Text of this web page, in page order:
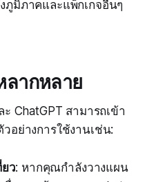
ภูมิภาคและแพ็กเกจอื่นๆ
ากหลาย
ChatGPT สามารถเข้า
อย่างการใช้งานเช่น:
ว: หากคุณกำลังวางแผน